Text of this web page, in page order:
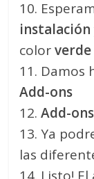
10.
instalación
colorverde
11. Damos
Add-ons
12.Add-
13. Ya
las